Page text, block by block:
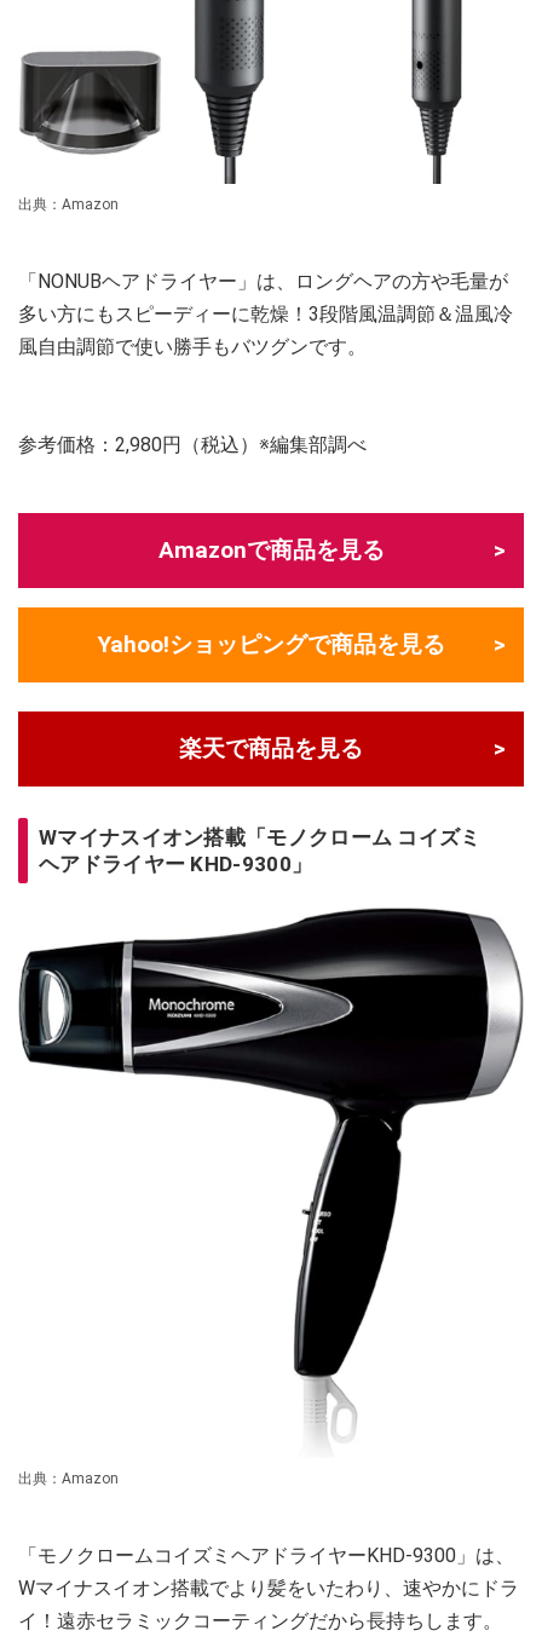
出典：Amazon
「NONUBヘアドライヤー」は、ロングヘアの方や毛量が
多い方にもスピーディーに乾燥！3段階風温調節＆温風冷
風自由調節で使い勝手もバツグンです。
参考価格：2,980円（税込）※編集部調べ
Amazonで商品を見る
Yahoo!ショッピングで商品を見る
楽天で商品を見る
Wマイナスイオン搭載「モノクローム コイズミ
ヘアドライヤー KHD-9300」
出典：Amazon
「モノクロームコイズミヘアドライヤーKHD-9300」は、
Wマイナスイオン搭載でより髪をいたわり、速やかにドラ
イ！遠赤セラミックコーティングだから長持ちします。